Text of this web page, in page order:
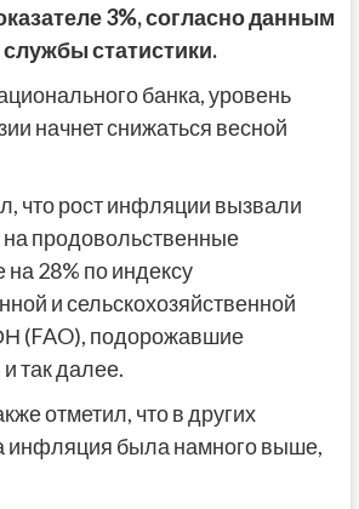
3%, согласно данным
статистики.
банка,уровень
начнет снижаться весной
что рост инфляции вызвали
продовольственные
28% по индексу
и сельскохозяйственной
(FAO), подорожавшие
так далее.
отметил, что в других
инфляция была намного выше,